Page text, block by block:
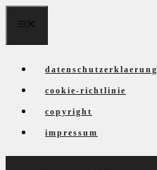
datenschutzerklaerung
cookie-richtlinie
copyright
impressum